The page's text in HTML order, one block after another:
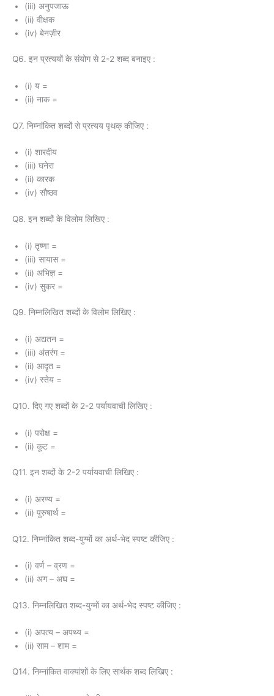
(iii) अनुपजाऊ
(ii) वीक्षक
(iv) बेनज़ीर
Q6. इन प्रत्ययों के संयोग से 2-2 शब्द बनाइए :
(i) य =
(ii) नाक =
Q7. निम्नांकित शब्दों से प्रत्यय पृथक् कीजिए :
(i) शारदीय
(iii) घनेरा
(ii) कारक
(iv) सौष्ठव
Q8. इन शब्दों के विलोम लिखिए :
(i) तृष्णा =
(iii) सायास =
(ii) अभिज्ञ =
(iv) सुकर =
Q9. निम्नलिखित शब्दों के विलोम लिखिए :
(i) अद्यतन =
(iii) अंतरंग =
(ii) आदृत =
(iv) स्तेय =
Q10. दिए गए शब्दों के 2-2 पर्यायवाची लिखिए :
(i) परोक्ष =
(ii) कूट =
Q11. इन शब्दों के 2-2 पर्यायवाची लिखिए :
(i) अरण्य =
(ii) पुरुषार्थ =
Q12. निम्नांकित शब्द-युग्मों का अर्थ-भेद स्पष्ट कीजिए :
(i) वर्ण – व्रण =
(ii) अग – अघ =
Q13. निम्नलिखित शब्द-युग्मों का अर्थ-भेद स्पष्ट कीजिए :
(i) अपत्य – अपथ्य =
(ii) साम – शाम =
Q14. निम्नांकित वाक्यांशों के लिए सार्थक शब्द लिखिए :